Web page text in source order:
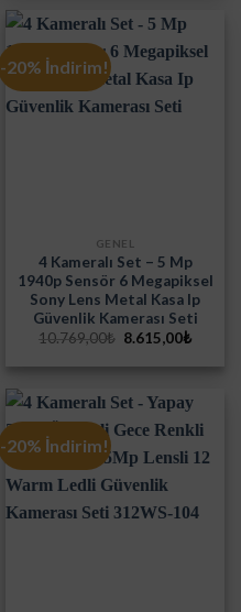
-20% İndirim!
GENEL
4 Kameralı Set – 5 Mp
1940p Sensör 6 Megapiksel
Sony Lens Metal Kasa Ip
Güvenlik Kamerası Seti
10.769,00₺ Orijinal
10.769,00₺.
8.615,00₺Şu
fiyat:
-20% İndirim!